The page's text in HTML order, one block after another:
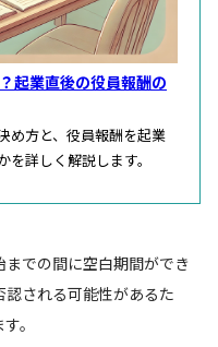
起業直後の役員報酬の
め方と、役員報酬を起業
詳しく解説します。
での間に空白期間ができ
される可能性があるた
。